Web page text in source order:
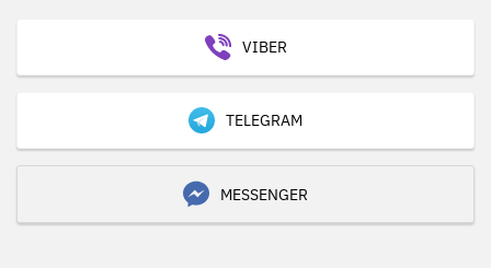
VIBER
TELEGRAM
MESSENGER